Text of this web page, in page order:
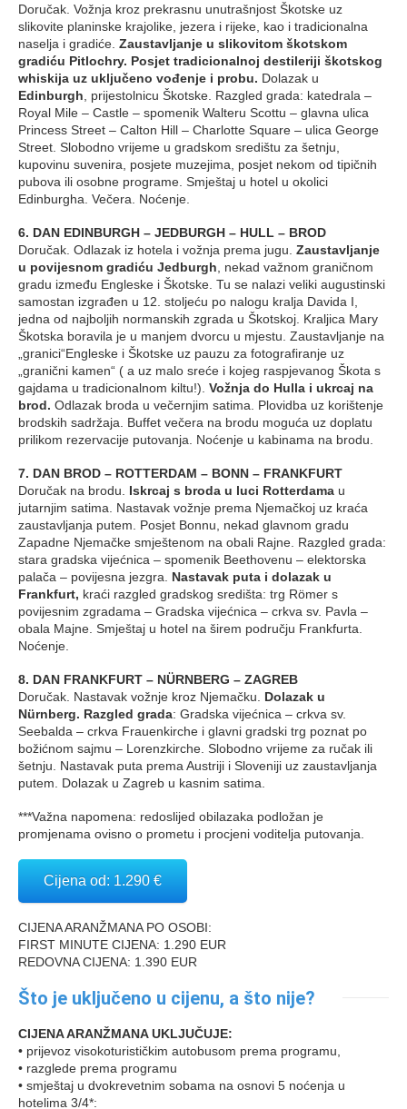
Doručak. Vožnja kroz prekrasnu unutrašnjost Škotske uz
slikovite planinske krajolike, jezera i rijeke, kao i tradicionalna
naselja i gradiće. Zaustavljanje u slikovitom škotskom
gradiću Pitlochry. Posjet tradicionalnoj destileriji škotskog
whiskija uz uključeno vođenje i probu. Dolazak u
Edinburgh , prijestolnicu Škotske. Razgled grada: katedrala –
Royal Mile – Castle – spomenik Walteru Scottu – glavna ulica
Princess Street – Calton Hill – Charlotte Square – ulica George
Street. Slobodno vrijeme u gradskom središtu za šetnju,
kupovinu suvenira, posjete muzejima, posjet nekom od tipičnih
pubova ili osobne programe. Smještaj u hotel u okolici
Edinburgha. Večera. Noćenje.
6. DAN EDINBURGH – JEDBURGH – HULL – BROD
Doručak. Odlazak iz hotela i vožnja prema jugu. Zaustavljanje
u povijesnom gradiću Jedburgh , nekad važnom graničnom
gradu između Engleske i Škotske. Tu se nalazi veliki augustinski
samostan izgrađen u 12. stoljeću po nalogu kralja Davida I,
jedna od najboljih normanskih zgrada u Škotskoj. Kraljica Mary
Škotska boravila je u manjem dvorcu u mjestu. Zaustavljanje na
„granici“Engleske i Škotske uz pauzu za fotografiranje uz
„granični kamen“ ( a uz malo sreće i kojeg raspjevanog Škota s
gajdama u tradicionalnom kiltu!). Vožnja do Hulla i ukrcaj na
brod. Odlazak broda u večernjim satima. Plovidba uz korištenje
brodskih sadržaja. Buffet večera na brodu moguća uz doplatu
prilikom rezervacije putovanja. Noćenje u kabinama na brodu.
7. DAN BROD – ROTTERDAM – BONN – FRANKFURT
Doručak na brodu.
Iskrcaj s broda u luci Rotterdama u
jutarnjim satima. Nastavak vožnje prema Njemačkoj uz kraća
zaustavljanja putem. Posjet Bonnu, nekad glavnom gradu
Zapadne Njemačke smještenom na obali Rajne. Razgled grada:
stara gradska vijećnica – spomenik Beethovenu – elektorska
palača – povijesna jezgra. Nastavak puta i dolazak u
Frankfurt, kraći razgled gradskog središta: trg Römer s
povijesnim zgradama – Gradska vijećnica – crkva sv. Pavla –
obala Majne. Smještaj u hotel na širem području Frankfurta.
Noćenje.
8. DAN FRANKFURT – NÜRNBERG – ZAGREB
Doručak. Nastavak vožnje kroz Njemačku.
Dolazak u
Nürnberg. Razgled grada: Gradska vijećnica – crkva sv.
Seebalda – crkva Frauenkirche i glavni gradski trg poznat po
božićnom sajmu – Lorenzkirche. Slobodno vrijeme za ručak ili
šetnju. Nastavak puta prema Austriji i Sloveniji uz zaustavljanja
putem. Dolazak u Zagreb u kasnim satima.
***Važna napomena: redoslijed obilazaka podložan je
promjenama ovisno o prometu i procjeni voditelja putovanja.
Cijena od: 1.290 €
CIJENA ARANŽMANA PO OSOBI:
FIRST MINUTE CIJENA: 1.290 EUR
REDOVNA CIJENA: 1.390 EUR
Što je uključeno u cijenu, a što nije?
CIJENA ARANŽMANA UKLJUČUJE:
• prijevoz visokoturističkim autobusom prema programu,
• razglede prema programu
• smještaj u dvokrevetnim sobama na osnovi 5 noćenja u
hotelima 3/4*: